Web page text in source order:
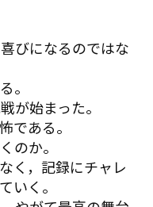
びになるのではな
。
が始まった。
である。
のか。
く，記録にチャレ
いく。